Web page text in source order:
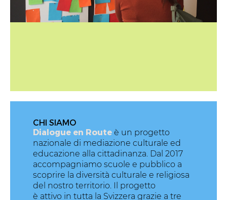
CHI SIAMO
Dialogue en Route è un progetto
nazionale di mediazione culturale ed
educazione alla cittadinanza. Dal 2017
accompagniamo scuole e pubblico a
scoprire la diversità culturale e religiosa
del nostro territorio. Il progetto
è attivo in tutta la Svizzera grazie a tre